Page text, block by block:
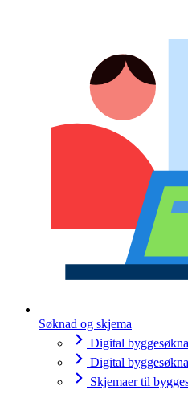
Søknad og skjema
Digital
Digital
Skjemaer til